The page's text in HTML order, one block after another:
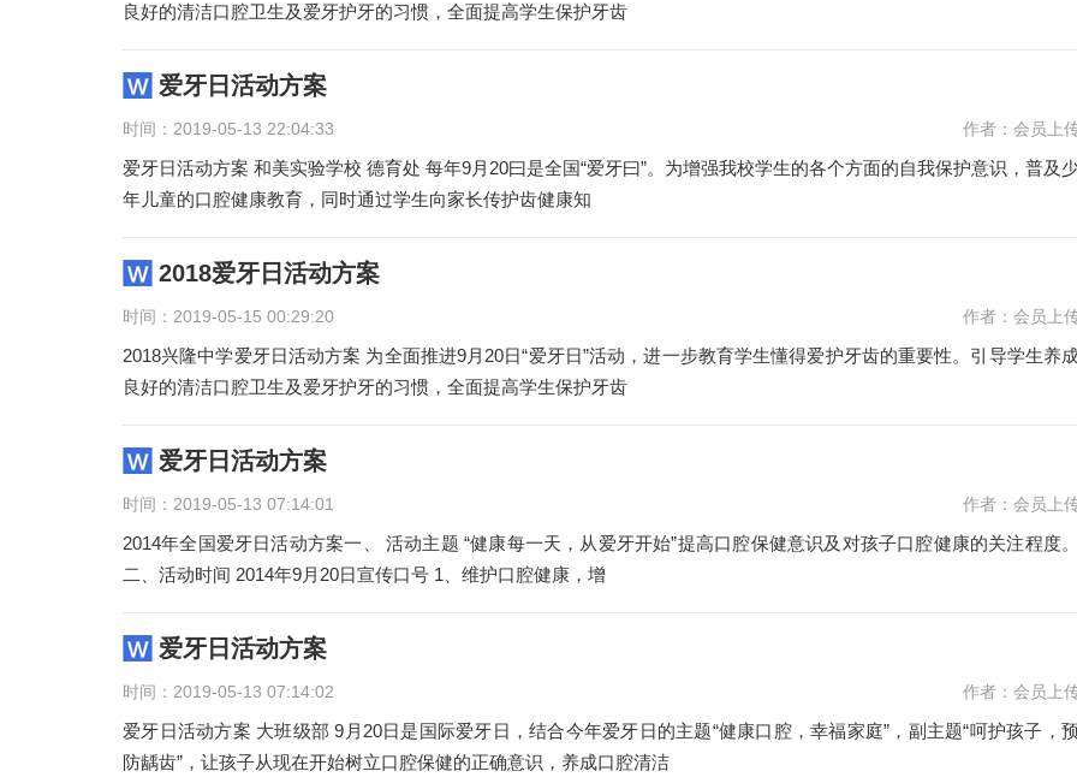
良好的清洁口腔卫生及爱牙护牙的习惯，全面提高学生保护牙齿
爱牙日活动方案
时间：2019-05-13 22:04:33 作者：会员上
爱牙日活动方案 和美实验学校 德育处 每年9月20曰是全国“爱牙曰”。为增强我校学生的各个方面的自我保护意识，普及少
年儿童的口腔健康教育，同时通过学生向家长传护齿健康知
2018爱牙日活动方案
时间：2019-05-15 00:29:20 作者：会员上
2018兴隆中学爱牙日活动方案 为全面推进9月20日“爱牙日”活动，进一步教育学生懂得爱护牙齿的重要性。引导学生养
良好的清洁口腔卫生及爱牙护牙的习惯，全面提高学生保护牙齿
爱牙日活动方案
时间：2019-05-13 07:14:01 作者：会员上
2014年全国爱牙日活动方案一、 活动主题 “健康每一天，从爱牙开始”提高口腔保健意识及对孩子口腔健康的关注程度。
二、活动时间 2014年9月20日宣传口号 1、维护口腔健康，增
爱牙日活动方案
时间：2019-05-13 07:14:02 作者：会员上
爱牙日活动方案 大班级部 9月20日是国际爱牙日，结合今年爱牙日的主题“健康口腔，幸福家庭”，副主题“呵护孩子，预
防龋齿”，让孩子从现在开始树立口腔保健的正确意识，养成口腔清洁